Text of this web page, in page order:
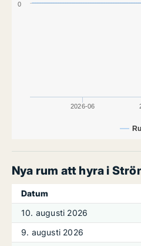
2026-06
0
Nya rum att hyra i
Datum
10. augusti 2026
9. augusti 2026